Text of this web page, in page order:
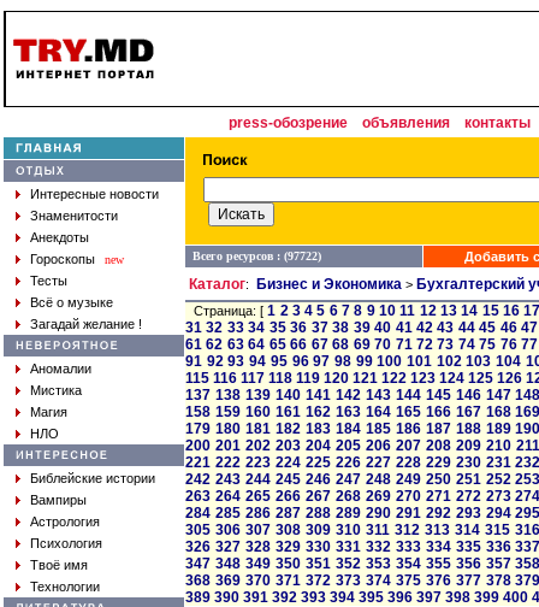
press-обозрение объявления контакты
Интересные новости
Знаменитости
Анекдоты
Гороскопы
new
Тесты
Всё о музыке
Загадай желание !
Аномалии
Мистика
Магия
НЛО
Библейские истории
Вампиры
Астрология
Психология
Твоё имя
Технологии
Всего ресурсов : (97722) Добавить
Каталог: Бизнес и Экономика > Бухгалтерский
Страница: [1 2 3 4 5 6 7 8 9 10 11 12 13 14 15 16
31 32 33 34 35 36 37 38 39 40 41 42 43 44 45 46 47
61 62 63 64 65 66 67 68 69 70 71 72 73 74 75 76 77
91 92 93 94 95 96 97 98 99 100 101 102 103 104
115 116 117 118 119 120 121 122 123 124 125 126
137 138 139 140 141 142 143 144 145 146 147
158 159 160 161 162 163 164 165 166 167 168
179 180 181 182 183 184 185 186 187 188 189
200 201 202 203 204 205 206 207 208 209 210 211
221 222 223 224 225 226 227 228 229 230 231
242 243 244 245 246 247 248 249 250 251 252
263 264 265 266 267 268 269 270 271 272 273
284 285 286 287 288 289 290 291 292 293 294
305 306 307 308 309 310 311 312 313 314 315 316
326 327 328 329 330 331 332 333 334 335 336
347 348 349 350 351 352 353 354 355 356 357
368 369 370 371 372 373 374 375 376 377 378
389 390 391 392 393 394 395 396 397 398 399 400